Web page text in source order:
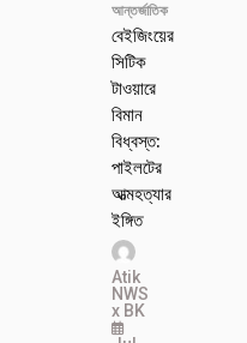
আন্তর্জাতিক
বেইজিংয়ের
সিটিক
টাওয়ারে
বিমান
বিধ্বস্ত:
পাইলটের
আত্মহত্যার
ইঙ্গিত
Atik
NWS
x BK